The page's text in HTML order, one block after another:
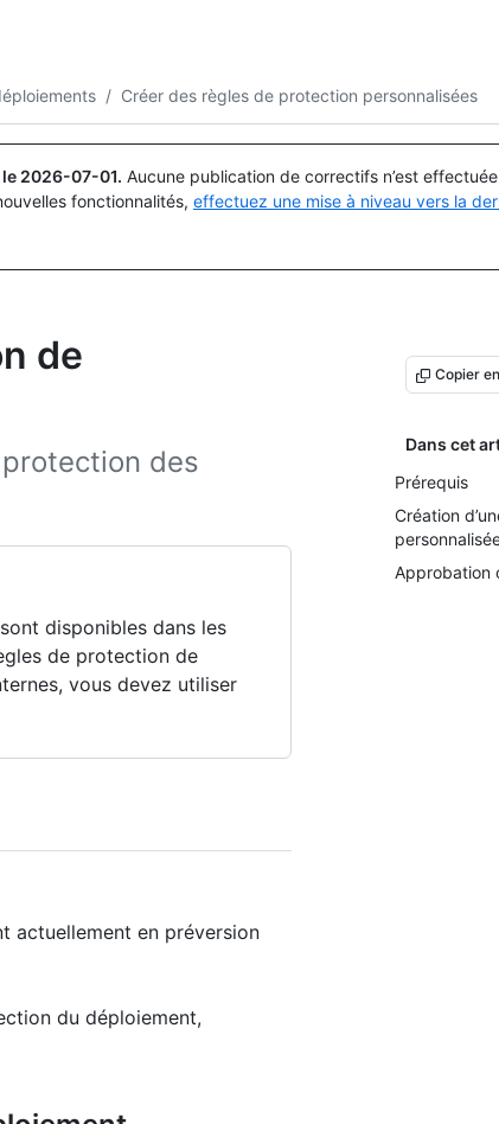
/ Créer des règles de protection personnalisées
2026-07-01. Aucune publication de correctifs n’est
fonctionnalités, effectuez une mise à niveau vers la
de
des
disponibles dans les
de protection de
vous devez utiliser
Copier
Dans cet
Prérequis
Création
Approbation
actuellement en préversion
du déploiement,